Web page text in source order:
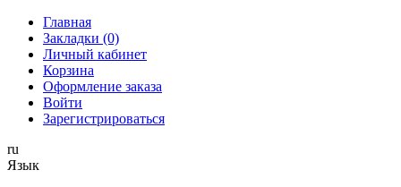
Главная
Закладки (0)
Личный кабинет
Корзина
Оформление заказа
Войти
Зарегистрироваться
ru
Язык